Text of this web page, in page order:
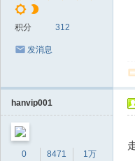
积分 312
发消息
hanvip001
0
8471
1万